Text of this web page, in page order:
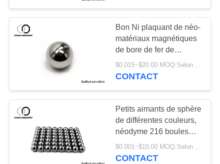
aimant de pot
Feuilles
magnétiques
flexibles
22
Bon Ni plaquant de néo-
matériaux magnétiques
de bore de fer de
néodyme de la sphère
N52
$0.015~$20.00 MOQ:Selon le diamètre, le revêtement et l'emballage de sphère
CONTACT
Petits aimants de sphère
de différentes couleurs,
néodyme 216 boules
magnétiques
$0.001~$10.00 MOQ:Selon le revêtement et l'emballage extérieurs
CONTACT